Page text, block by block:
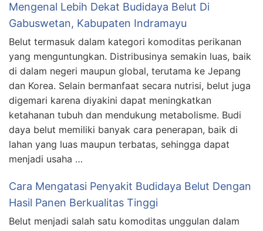
Mengenal Lebih Dekat Budidaya Belut Di
Gabuswetan, Kabupaten Indramayu
Belut termasuk dalam kategori komoditas perikanan
yang menguntungkan. Distribusinya semakin luas, baik
di dalam negeri maupun global, terutama ke Jepang
dan Korea. Selain bermanfaat secara nutrisi, belut juga
digemari karena diyakini dapat meningkatkan
ketahanan tubuh dan mendukung metabolisme. Budi
daya belut memiliki banyak cara penerapan, baik di
lahan yang luas maupun terbatas, sehingga dapat
menjadi usaha …
Cara Mengatasi Penyakit Budidaya Belut Dengan
Hasil Panen Berkualitas Tinggi
Belut menjadi salah satu komoditas unggulan dalam